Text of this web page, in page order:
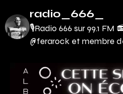
radio_666_
🎙Radio 666 sur 99.1 FM
@ferarock et membre